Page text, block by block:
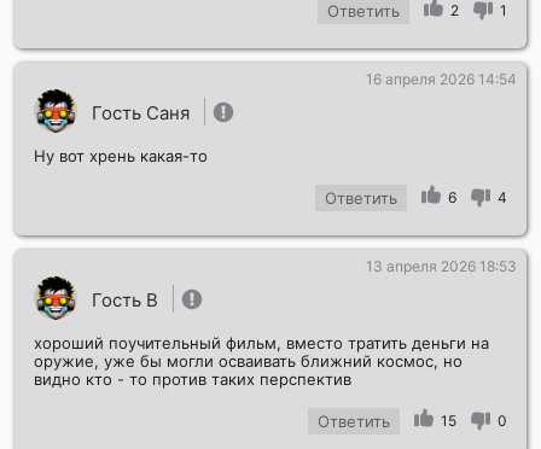
Ответить 2 1
Гость Саня
16 апреля 2026 14:54
Ну вот хрень какая-то
Ответить 6 4
Гость В
13 апреля 2026 18:53
хороший поучительный фильм, вместо тратить деньги на
оружие, уже бы могли осваивать ближний космос, но
видно кто - то против таких перспектив
Ответить 15 0